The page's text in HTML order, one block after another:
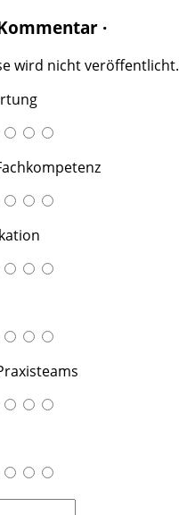
·
wird nicht veröffentlicht.